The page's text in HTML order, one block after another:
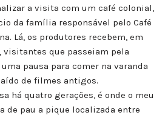
a visita com um café colonial,
da família responsável pelo Café
Lá, os produtores recebem, em
visitantes que passeiam pela
pausa para comer na varanda
de filmes antigos.
há quatro gerações, é onde o meu
de pau a pique localizada entre